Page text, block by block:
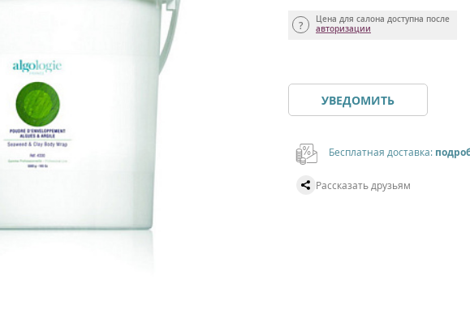
Цена для салона доступна после
авторизации
УВЕДОМИТЬ
Бесплатная доставка:
Рассказать друзьям